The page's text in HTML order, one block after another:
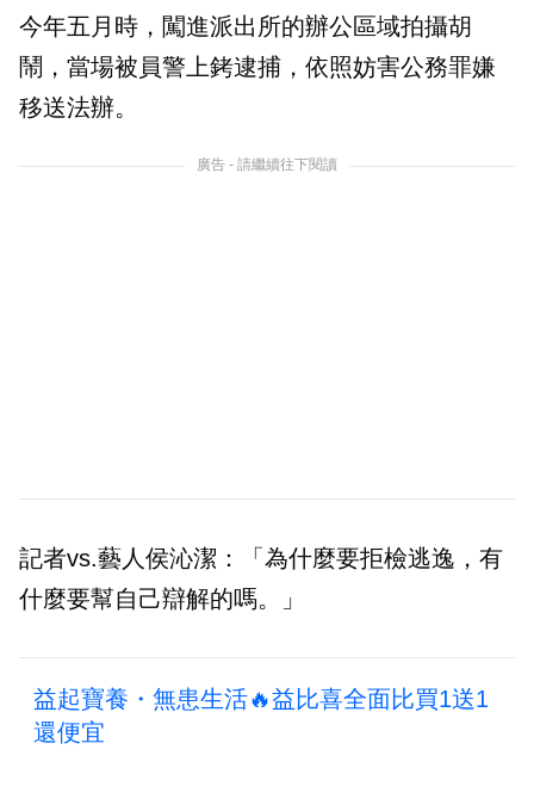
今年五月時，闖進派出所的辦公區域拍攝胡
鬧，當場被員警上銬逮捕，依照妨害公務罪嫌
移送法辦。
廣告 - 請繼續往下閱讀
記者vs.藝人侯沁潔：「為什麼要拒檢逃逸，有
什麼要幫自己辯解的嗎。」
益起寶養・無患生活🔥益比喜全面比買1送1
還便宜